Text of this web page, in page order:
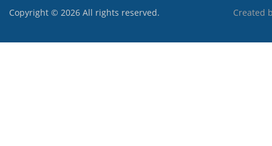
Copyright © 2026 All rights reserved. Created